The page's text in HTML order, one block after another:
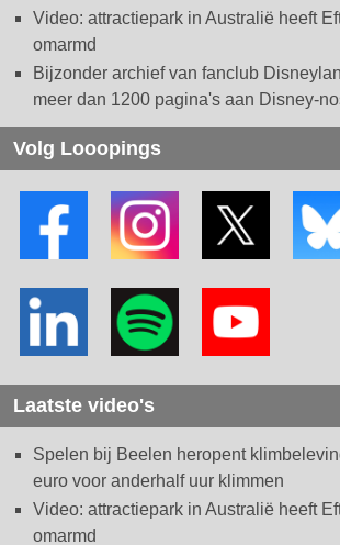
Video: attractiepark in Australië heeft
omarmd
Bijzonder archief van fanclub
meer dan 1200 pagina's aan Disney-
Volg Looopings
Laatste video's
Spelen bij Beelen heropent
euro voor anderhalf uur klimmen
Video: attractiepark in Australië heeft
omarmd